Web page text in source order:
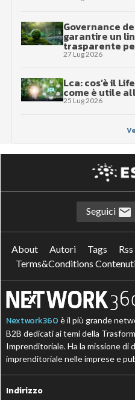
Governance
garantire un
trasparente
27 Lug 2026
Lca: cos’è il
come è utile
25 Lug 2026
Seguici
About Autori Tags
Terms&Conditions
Nextwork360 è il più grande
B2B dedicati ai temi della
Imprenditoriale. Ha la missione
imprenditoriale nelle imprese e
Indirizzo